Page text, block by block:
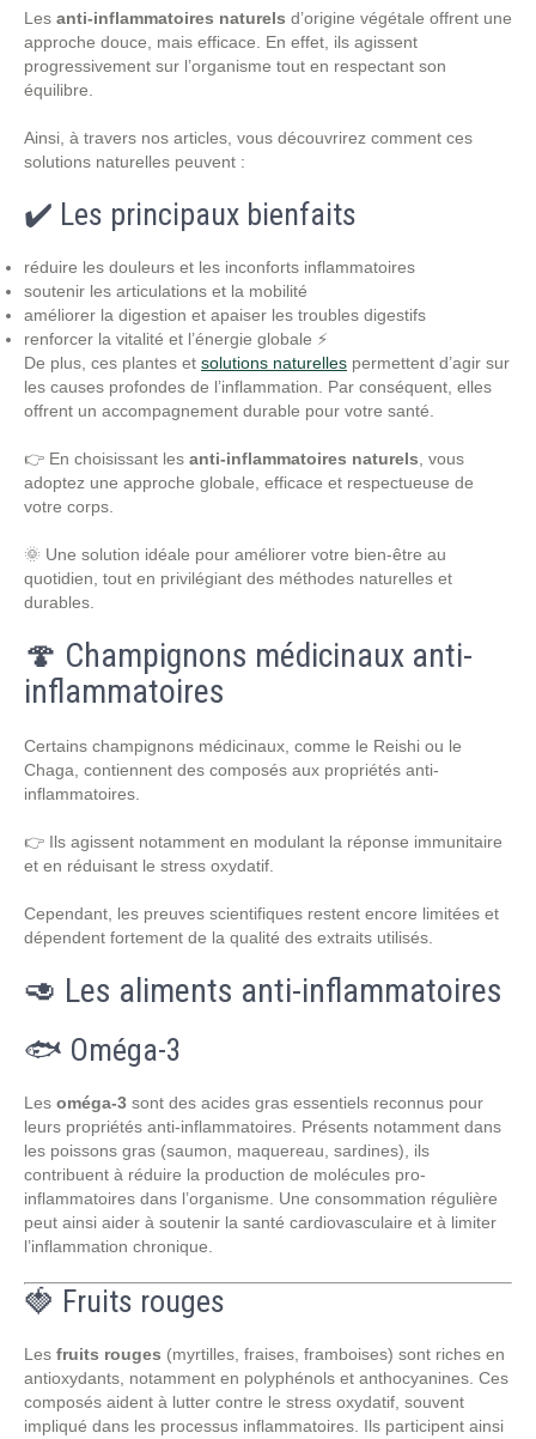
Les anti-inflammatoires naturels d’origine végétale offrent une
approche douce, mais efficace. En effet, ils agissent
progressivement sur l’organisme tout en respectant son
équilibre.
Ainsi, à travers nos articles, vous découvrirez comment ces
solutions naturelles peuvent :
✔️ Les principaux bienfaits
réduire les douleurs et les inconforts inflammatoires
soutenir les articulations et la mobilité
améliorer la digestion et apaiser les troubles digestifs
renforcer la vitalité et l’énergie globale ⚡
De plus, ces plantes et solutions naturelles permettent d’agir sur
les causes profondes de l’inflammation. Par conséquent, elles
offrent un accompagnement durable pour votre santé.
👉 En choisissant les anti-inflammatoires naturels , vous
adoptez une approche globale, efficace et respectueuse de
votre corps.
🌞 Une solution idéale pour améliorer votre bien-être au
quotidien, tout en privilégiant des méthodes naturelles et
durables.
🍄 Champignons médicinaux anti-
inflammatoires
Certains champignons médicinaux, comme le Reishi ou le
Chaga, contiennent des composés aux propriétés anti-
inflammatoires.
👉 Ils agissent notamment en modulant la réponse immunitaire
et en réduisant le stress oxydatif.
Cependant, les preuves scientifiques restent encore limitées et
dépendent fortement de la qualité des extraits utilisés.
🥑 Les aliments anti-inflammatoires
🐟 Oméga-3
Les oméga-3 sont des acides gras essentiels reconnus pour
leurs propriétés anti-inflammatoires. Présents notamment dans
les poissons gras (saumon, maquereau, sardines), ils
contribuent à réduire la production de molécules pro-
inflammatoires dans l’organisme. Une consommation régulière
peut ainsi aider à soutenir la santé cardiovasculaire et à limiter
l’inflammation chronique.
🍓 Fruits rouges
Les fruits rouges (myrtilles, fraises, framboises) sont riches en
antioxydants, notamment en polyphénols et anthocyanines. Ces
composés aident à lutter contre le stress oxydatif, souvent
impliqué dans les processus inflammatoires. Ils participent ainsi